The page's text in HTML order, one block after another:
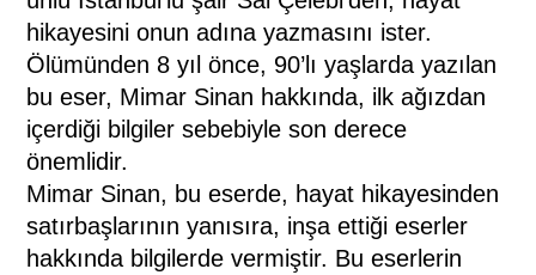
hikayesini onun adına yazmasını ister.
Ölümünden 8 yıl önce, 90’lı yaşlarda yazılan
bu eser, Mimar Sinan hakkında, ilk ağızdan
içerdiği bilgiler sebebiyle son derece
önemlidir.
Mimar Sinan, bu eserde, hayat hikayesinden
satırbaşlarının yanısıra, inşa ettiği eserler
hakkında bilgilerde vermiştir. Bu eserlerin